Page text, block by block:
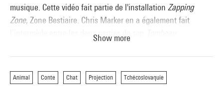
musique. Cette vidéo fait partie de l'installation Zapping
Zone, Zone Bestiaire. Chris Marker en a également fait
l’intermède entre les deux parties de son
Un jour, un chat , (Až prijde kocour ), de Vojtech Jasný,
Tchécoslovaquie, 1963, 102’, coul.
Show more
Animal Conte Chat Projection Tchécoslovaquie